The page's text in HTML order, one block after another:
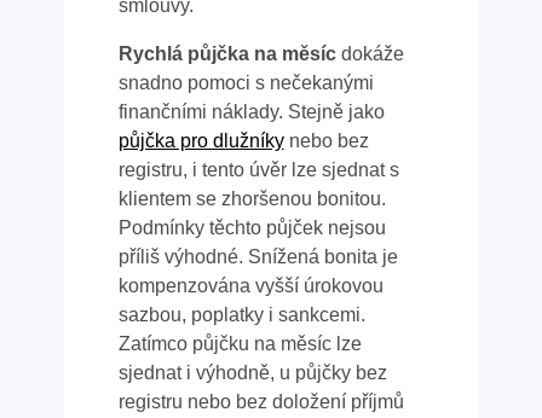
smlouvy.
Rychlá půjčka na měsícdokáže
snadno pomoci s nečekanými
finančními náklady. Stejně jako
půjčka pro dlužníkynebo bez
registru, i tento úvěr lze sjednat s
klientem se zhoršenou bonitou.
Podmínky těchto půjček nejsou
příliš výhodné. Snížená bonita je
kompenzována vyšší úrokovou
sazbou, poplatky i sankcemi.
Zatímco půjčku na měsíc lze
sjednat i výhodně, u půjčky bez
registru nebo bez doložení příjmů